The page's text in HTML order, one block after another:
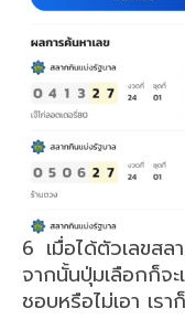
6 เมื่อได้ตัวเลขส
จากนั้นปุ่มเลือกก็จ
ชอบหรือไม่เอา เร